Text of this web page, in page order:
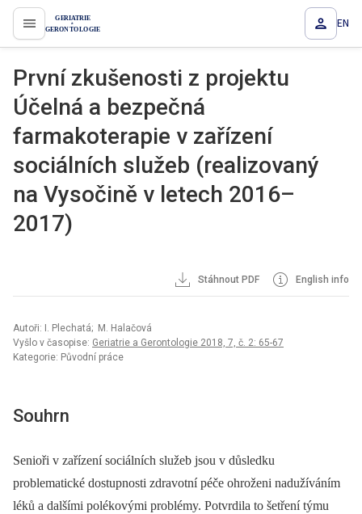
proLékaře.cz EN
První zkušenosti z projektu
Účelná a bezpečná
farmakoterapie v zařízení
sociálních služeb (realizovaný
na Vysočině v letech 2016–
2017)
Stáhnout PDF English info
Autoři: I. Plechatá; M. Halačová
Vyšlo v časopise: Geriatrie a Gerontologie 2018, 7, č. 2: 65-67
Kategorie: Původní práce
Souhrn
Senioři v zařízení sociálních služeb jsou v důsledku
problematické dostupnosti zdravotní péče ohroženi nadužíváním
léků a dalšími polékovými problémy. Potvrdila to šetření týmu